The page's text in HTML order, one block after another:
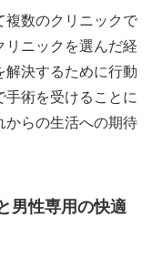
複数のクリニックで
リニックを選んだ経
解決するために行動
手術を受けることに
からの生活への期待
男性専用の快適